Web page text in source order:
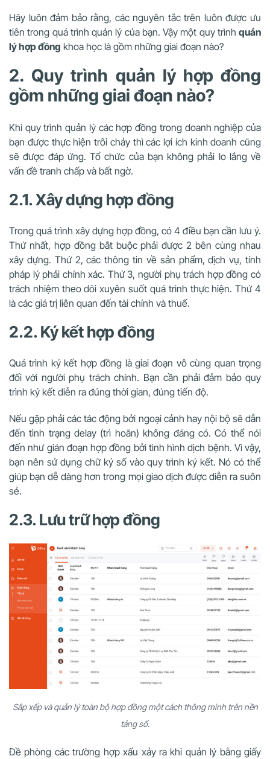
Hãy luôn đảm bảo rằng, các nguyên tắc trên luôn được ưu
tiên trong quá trình quản lý của bạn. Vậy một quy trình quản
lý hợp đồng khoa học là gồm những giai đoạn nào?
2. Quy trình quản lý hợp đồng
gồm những giai đoạn nào?
Khi quy trình quản lý các hợp đồng trong doanh nghiệp của
bạn được thực hiện trôi chảy thì các lợi ích kinh doanh cũng
sẽ được đáp ứng. Tổ chức của bạn không phải lo lắng về
vấn đề tranh chấp và bất ngờ.
2.1. Xây dựng hợp đồng
Trong quá trình xây dựng hợp đồng, có 4 điều bạn cần lưu ý.
Thứ nhất, hợp đồng bắt buộc phải được 2 bên cùng nhau
xây dựng. Thứ 2, các thông tin về sản phẩm, dịch vụ, tính
pháp lý phải chính xác. Thứ 3, người phụ trách hợp đồng có
trách nhiệm theo dõi xuyên suốt quá trình thực hiện. Thứ 4
là các giá trị liên quan đến tài chính và thuế.
2.2. Ký kết hợp đồng
Quá trình ký kết hợp đồng là giai đoạn vô cùng quan trọng
đối với người phụ trách chính. Bạn cần phải đảm bảo quy
trình ký kết diễn ra đúng thời gian, đúng tiến độ.
Nếu gặp phải các tác động bởi ngoại cảnh hay nội bộ sẽ dẫn
đến tình trạng delay (trì hoãn) không đáng có. Có thể nói
đến như gián đoạn hợp đồng bởi tình hình dịch bệnh. Vì vậy,
bạn nên sử dụng chữ ký số vào quy trình ký kết. Nó có thể
giúp bạn dễ dàng hơn trong mọi giao dịch được diễn ra suôn
sẻ.
2.3. Lưu trữ hợp đồng
Sắp xếp và quản lý toàn bộ hợp đồng một cách thông minh trên nền
tảng số.
Đề phòng các trường hợp xấu xảy ra khi quản lý bằng giấy